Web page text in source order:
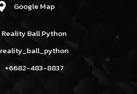
Google Map
Reality Ball Python
reality_ball_python
+6682-483-8837